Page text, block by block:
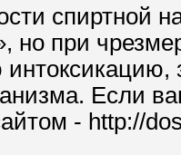
спиртной
но при
Если
- http://